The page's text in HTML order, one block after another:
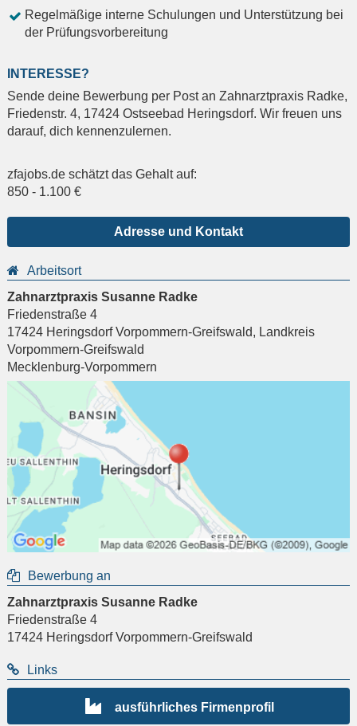
Regelmäßige interne Schulungen und Unterstützung bei
der Prüfungsvorbereitung
INTERESSE?
Sende deine Bewerbung per Post an Zahnarztpraxis Radke,
Friedenstr. 4, 17424 Ostseebad Heringsdorf. Wir freuen uns
darauf, dich kennenzulernen.
zfajobs.de schätzt das Gehalt auf:
850 - 1.100 €
Adresse und Kontakt
Arbeitsort
Zahnarztpraxis Susanne Radke
Friedenstraße 4
17424 Heringsdorf Vorpommern-Greifswald, Landkreis
Vorpommern-Greifswald
Mecklenburg-Vorpommern
Bewerbung an
Zahnarztpraxis Susanne Radke
Friedenstraße 4
17424 Heringsdorf Vorpommern-Greifswald
Links
ausführliches Firmenprofil